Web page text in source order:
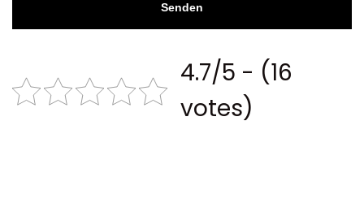
4.7/5 - (16
votes)